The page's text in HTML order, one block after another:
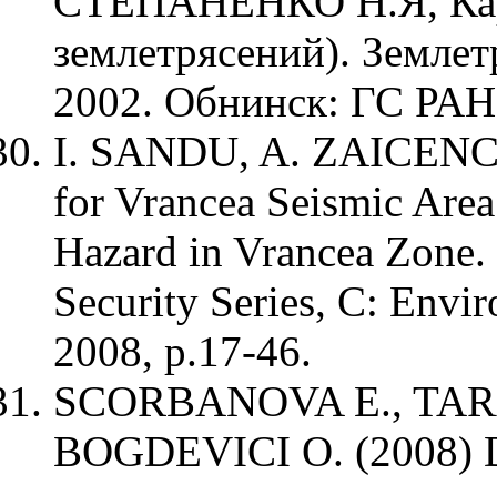
землетрясений).
2002. Обнинск: ГС
I. SANDU, A.
for Vrancea Seismic
Hazard in Vrancea
Security Series, C:
2008, p.17-46.
SCORBANOVA E.,
BOGDEVICI O. (2008)